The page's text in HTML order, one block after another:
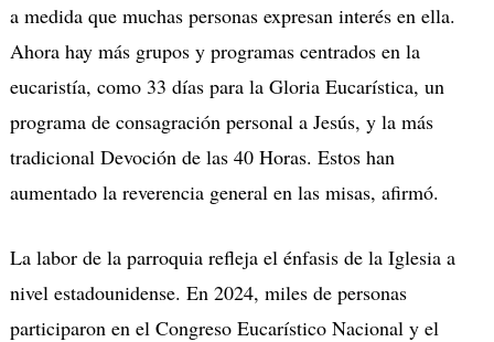
a medida que muchas personas expresan interés en ella.
Ahora hay más grupos y programas centrados en la
eucaristía, como 33 días para la Gloria Eucarística, un
programa de consagración personal a Jesús, y la más
tradicional Devoción de las 40 Horas. Estos han
aumentado la reverencia general en las misas, afirmó.
La labor de la parroquia refleja el énfasis de la Iglesia a
nivel estadounidense. En 2024, miles de personas
participaron en el Congreso Eucarístico Nacional y el